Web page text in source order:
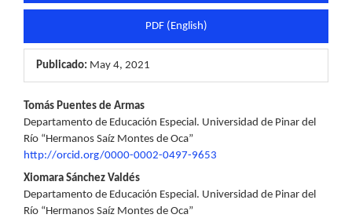
PDF (English)
Publicado: May 4, 2021
Contenido
principal
del
artículo
Tomás Puentes de Armas
Departamento de Educación Especial. Universidad de Pinar del
Río “Hermanos Saíz Montes de Oca”
http://orcid.org/0000-0002-0497-9653
Xiomara Sánchez Valdés
Departamento de Educación Especial. Universidad de Pinar del
Río “Hermanos Saíz Montes de Oca”